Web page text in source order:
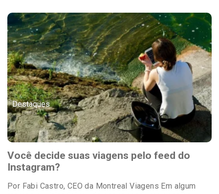
Destaques
Você decide suas viagens pelo feed do
Instagram?
Por Fabi Castro, CEO da Montreal Viagens Em algum